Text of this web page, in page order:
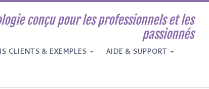
conçu pour les professionnels et les
passionnés
CLIENTS & EXEMPLES
AIDE & SUPPORT